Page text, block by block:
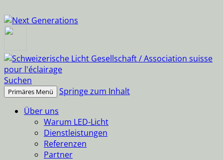
Suchen
Primäres Menü
Springe zum Inhalt
Über uns
Warum LED-Licht
Dienstleistungen
Referenzen
Partner